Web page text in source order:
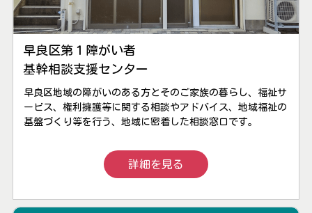
早良区第１障がい者
基幹相談支援センター
早良区地域の障がいのある方とそのご家族の暮らし、福祉サ
ービス、権利擁護等に関する相談やアドバイス、地域福祉の
基盤づくり等を行う、地域に密着した相談窓口です。
詳細を見る